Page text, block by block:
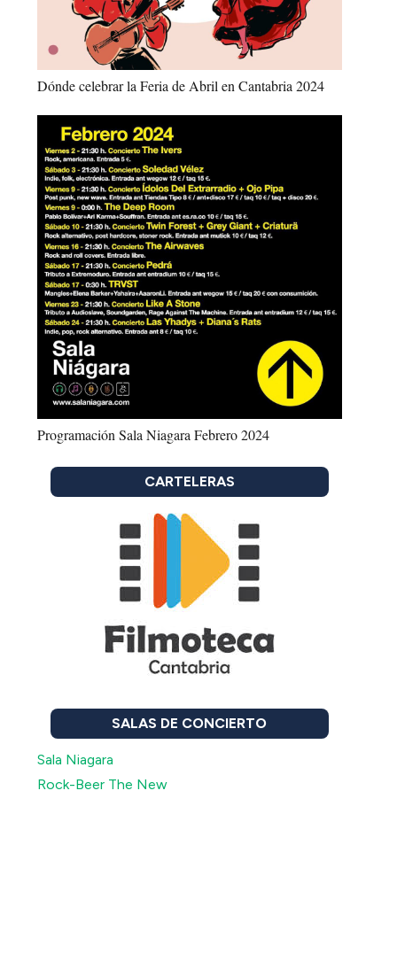
Dónde celebrar la Feria de Abril en Cantabria 2024
Programación Sala Niagara Febrero 2024
CARTELERAS
SALAS DE CONCIERTO
Sala Niagara
Rock-Beer The New